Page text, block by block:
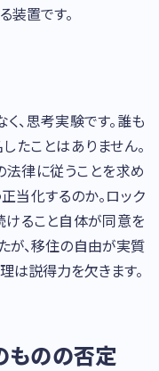
装置です。
、思考実験です。誰も
たことはありません。
法律に従うことを求め
当化するのか。ロック
けること自体が同意を
が、移住の自由が実質
は説得力を欠きます。
ものの否定